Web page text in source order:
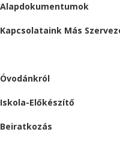
Alapdokumentumok
Kapcsolataink Más
Óvodánkról
Iskola-Előkészítő
Beiratkozás